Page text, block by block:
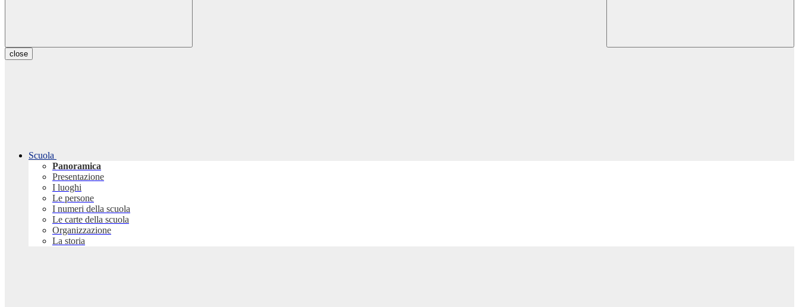
close
Scuola
Panoramica
Presentazione
I luoghi
Le persone
I numeri della scuola
Le carte della scuola
Organizzazione
La storia